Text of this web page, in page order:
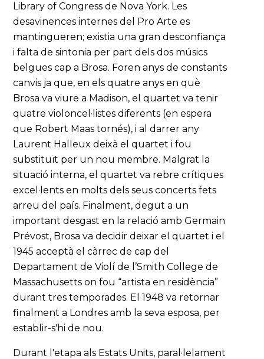
Library of Congress de Nova York. Les
desavinences internes del Pro Arte es
mantingueren; existia una gran desconfiança
i falta de sintonia per part dels dos músics
belgues cap a Brosa. Foren anys de constants
canvis ja que, en els quatre anys en què
Brosa va viure a Madison, el quartet va tenir
quatre violoncel·listes diferents (en espera
que Robert Maas tornés), i al darrer any
Laurent Halleux deixà el quartet i fou
substituït per un nou membre. Malgrat la
situació interna, el quartet va rebre crítiques
excel·lents en molts dels seus concerts fets
arreu del país. Finalment, degut a un
important desgast en la relació amb Germain
Prévost, Brosa va decidir deixar el quartet i el
1945 acceptà el càrrec de cap del
Departament de Violí de l’Smith College de
Massachusetts on fou “artista en residència”
durant tres temporades. El 1948 va retornar
finalment a Londres amb la seva esposa, per
establir-s'hi de nou.
Durant l'etapa als Estats Units, paral·lelament